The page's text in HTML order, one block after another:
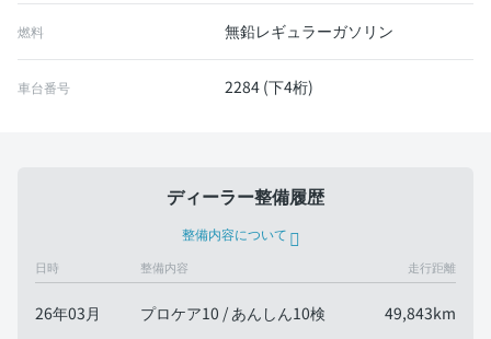
燃料 無鉛レギュラーガソリン
車台番号 2284 (下4桁)
ディーラー整備履歴
整備内容について
日時 整備内容 走行距離
26年03月 プロケア10 / あんしん10検 49,843km